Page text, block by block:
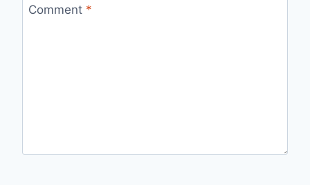
Comment *